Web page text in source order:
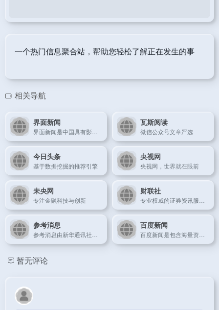
一个热门信息聚合站，帮助您轻松了解正在发生的事
相关导航
界面新闻 瓦斯阅读
微信公众号文章严选
今日头条
基于数据挖掘的推荐引擎
央视网
央视网，世界就在眼前
未央网
专注金融科技与创新
财联社
参考消息 百度新闻
暂无评论